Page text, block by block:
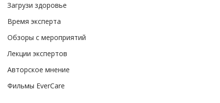
Загрузи здоровье
Время эксперта
Обзоры с мероприятий
Лекции экспертов
Авторское мнение
Фильмы EverCare